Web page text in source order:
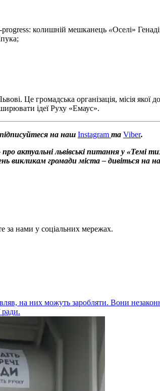
колишній мешканець «Оселі»
Це громадська організація, місія якої
ідеї Руху «Емаус».
на наш Instagram та Viber.
актуальні львівські питання у «Темі
викликам громади міста – дивіться на
за нами у соціальних мережах.
на них можуть заробляти. Вони
ради.